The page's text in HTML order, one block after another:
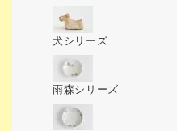
犬シリーズ
雨森シリーズ